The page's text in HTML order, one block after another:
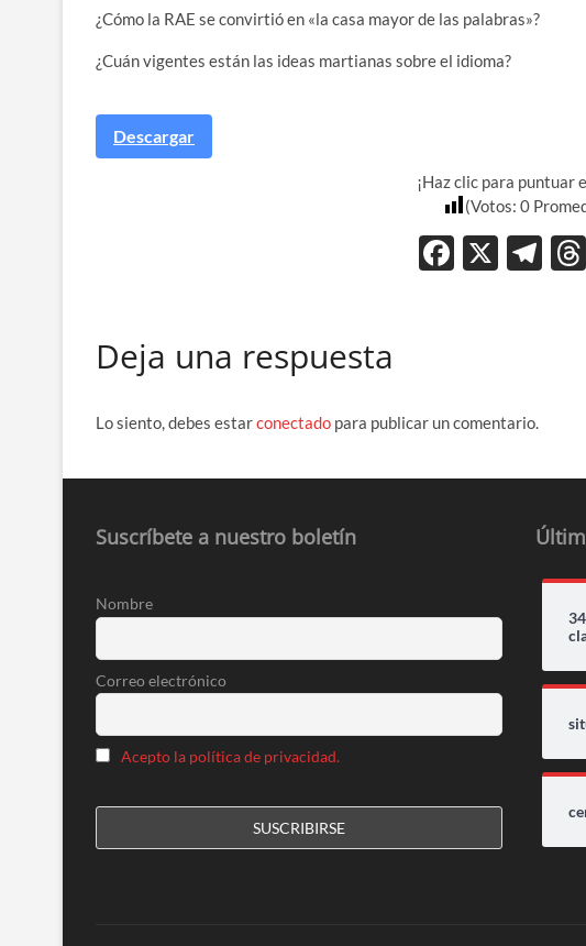
¿Cómo la RAE se convirtió en «la casa mayor de las palabras»?
¿Cuán vigentes están las ideas martianas sobre el idioma?
Descargar
¡Haz clic para puntuar
(Votos: 0
F
o
X T
Deja una respuesta
Lo siento, debes estarconectado para publicar un comentario.
Suscríbete a nuestro boletín
Nombre
Correo electrónico
Acepto la política de privacidad.